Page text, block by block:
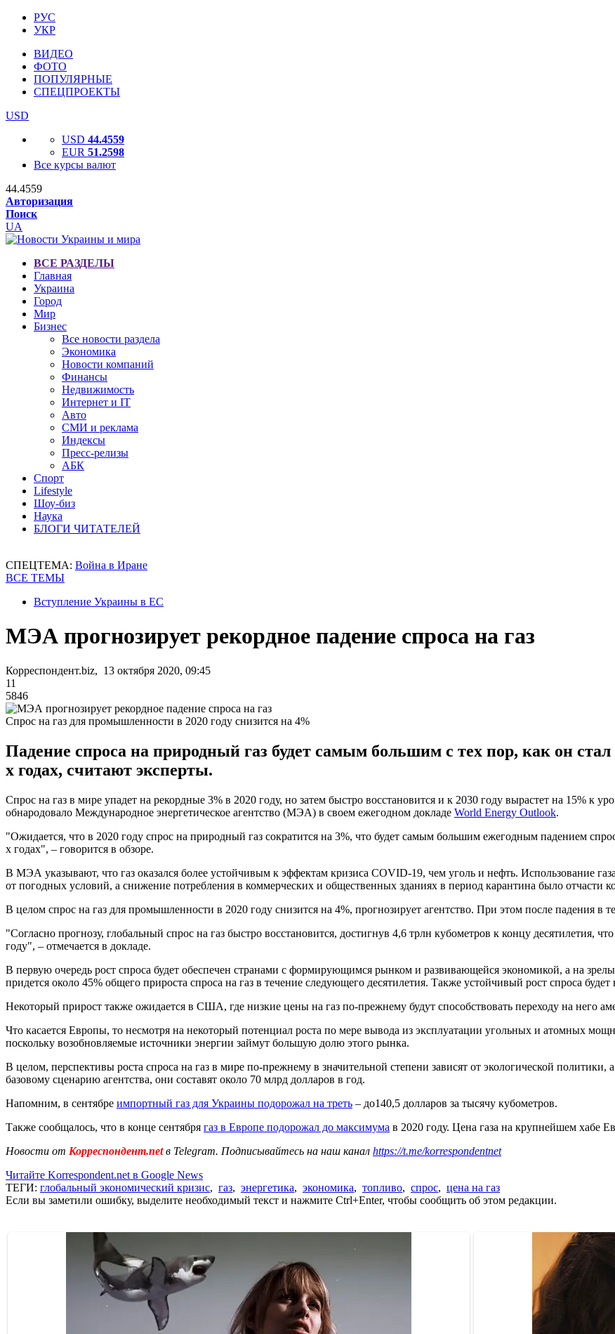
РУС
УКР
ВИДЕО
ФОТО
ПОПУЛЯРНЫЕ
СПЕЦПРОЕКТЫ
USD
USD 44.4559
EUR 51.2598
Все курсы валют
44.4559
Авторизация
Поиск
UA
ВСЕ РАЗДЕЛЫ
Главная
Украина
Город
Мир
Бизнес
Все новости раздела
Экономика
Новости компаний
Финансы
Недвижимость
Интернет и IT
Авто
СМИ и реклама
Индексы
Пресс-релизы
АБК
Спорт
Lifestyle
Шоу-биз
Наука
БЛОГИ ЧИТАТЕЛЕЙ
СПЕЦТЕМА: Война в Иране
ВСЕ ТЕМЫ
Вступление Украины в ЕС
МЭА прогнозирует рекордное падение спроса на газ
Корреспондент.biz, 13 октября 2020, 09:45
11
5846
Спрос на газ для промышленности в 2020 году снизится на 4%
Падение спроса на природный газ будет самым большим с тех пор, как он
х годах, считают эксперты.
Спрос на газ в мире упадет на рекордные 3% в 2020 году, но затем быстро восстановится и к 2030 году вырастет на 15% к
обнародовало Международное энергетическое агентство (МЭА) в своем ежегодном докладе World Energy Outlook.
"Ожидается, что в 2020 году спрос на природный газ сократится на 3%, что будет самым большим ежегодным падением
х годах", – говорится в обзоре.
В МЭА указывают, что газ оказался более устойчивым к эффектам кризиса COVID-19, чем уголь и нефть. Использование
от погодных условий, а снижение потребления в коммерческих и общественных зданиях в период карантина было отчасти
В целом спрос на газ для промышленности в 2020 году снизится на 4%, прогнозирует агентство. При этом после падения в
"Согласно прогнозу, глобальный спрос на газ быстро восстановится, достигнув 4,6 трлн кубометров к концу десятилетия,
году", – отмечается в докладе.
В первую очередь рост спроса будет обеспечен странами с формирующимся рынком и развивающейся экономикой, а на
придется около 45% общего прироста спроса на газ в течение следующего десятилетия. Также устойчивый рост спроса
Некоторый прирост также ожидается в США, где низкие цены на газ по-прежнему будут способствовать переходу на него
Что касается Европы, то несмотря на некоторый потенциал роста по мере вывода из эксплуатации угольных и атомных
поскольку возобновляемые источники энергии займут большую долю этого рынка.
В целом, перспективы роста спроса на газ в мире по-прежнему в значительной степени зависят от экологической
базовому сценарию агентства, они составят около 70 млрд долларов в год.
Напомним, в сентябре импортный газ для Украины подорожал на треть – до140,5 долларов за тысячу кубометров.
Также сообщалось, что в конце сентября газ в Европе подорожал до максимума в 2020 году. Цена газа на крупнейшем хабе
Новости от Корреспондент.netв Telegram. Подписывайтесь на наш канал https://t.me/korrespondentnet
Читайте Korrespondent.net в Google News
ТЕГИ: глобальный экономический кризис, газ, энергетика, экономика, топливо, спрос, цена на газ
Если вы заметили ошибку, выделите необходимый текст и нажмите Ctrl+Enter, чтобы сообщить об этом редакции.